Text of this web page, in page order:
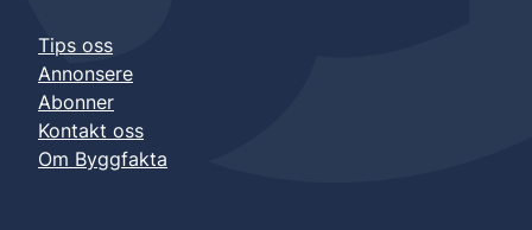
Tips oss
Annonsere
Abonner
Kontakt oss
Om Byggfakta